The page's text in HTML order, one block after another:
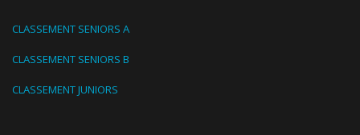
CLASSEMENT SENIORS A
CLASSEMENT SENIORS B
CLASSEMENT JUNIORS